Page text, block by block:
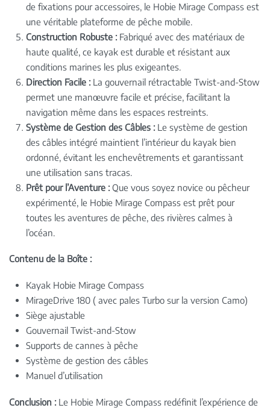
de fixations pour accessoires, le Hobie Mirage Compass est
une véritable plateforme de pêche mobile.
Construction Robuste : Fabriqué avec des matériaux de
haute qualité, ce kayak est durable et résistant aux
conditions marines les plus exigeantes.
Direction Facile : La gouvernail rétractable Twist-and-Stow
permet une manœuvre facile et précise, facilitant la
navigation même dans les espaces restreints.
Système de Gestion des Câbles : Le système de gestion
des câbles intégré maintient l’intérieur du kayak bien
ordonné, évitant les enchevêtrements et garantissant
une utilisation sans tracas.
Prêt pour l’Aventure : Que vous soyez novice ou pêcheur
expérimenté, le Hobie Mirage Compass est prêt pour
toutes les aventures de pêche, des rivières calmes à
l’océan.
Contenu de la Boîte :
Kayak Hobie Mirage Compass
MirageDrive 180 ( avec pales Turbo sur la version Camo)
Siège ajustable
Gouvernail Twist-and-Stow
Supports de cannes à pêche
Système de gestion des câbles
Manuel d’utilisation
Conclusion : Le Hobie Mirage Compass redéfinit l’expérience de